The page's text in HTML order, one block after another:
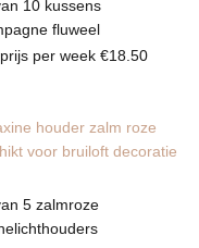
10 kussens
fluweel
per week €18.50
5 zalmroze